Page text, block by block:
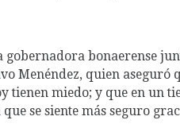
bonaerense
Menéndez, quien aseguró
tienen miedo; y que en un
se siente más seguro